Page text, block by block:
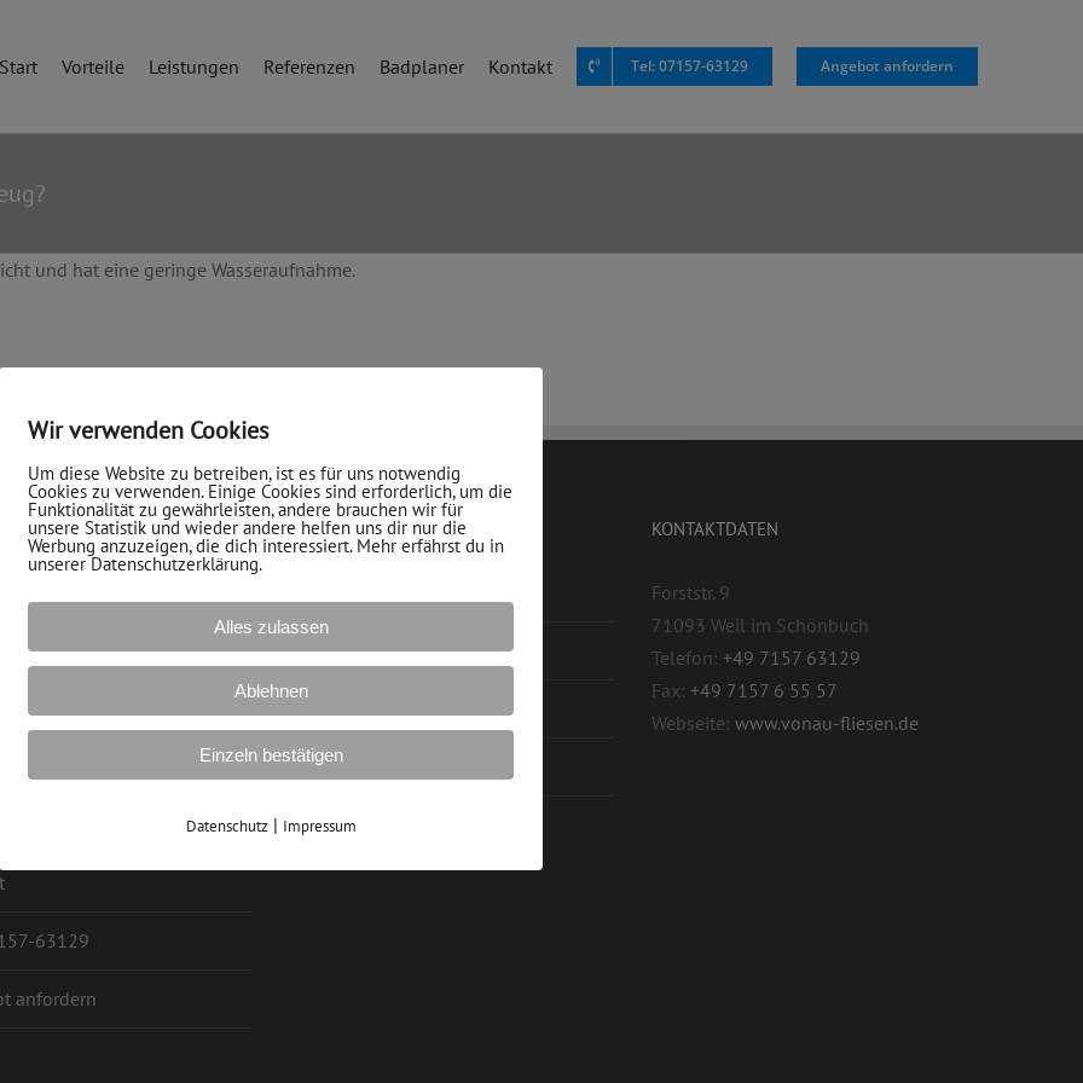
Start Vorteile Leistungen Referenzen Badplaner Kontakt Tel: 07157-63129 Angebot anfordern
und hat eine geringe Wasseraufnahme.
63129
anfordern
INFORMATIONEN
Kontakt
Impressum
KONTAKTDATEN
Forststr. 9
71093 Weil im Schönbuch
Telefon: +49 7157 63129
Fax: +49 7157 6 55 57
Webseite: www.vonau-fliesen.de
Wir verwenden Cookies
Um diese Website zu betreiben, ist es für uns notwendig
Cookies zu verwenden. Einige Cookies sind erforderlich, um die
Funktionalität zu gewährleisten, andere brauchen wir für
unsere Statistik und wieder andere helfen uns dir nur die
Werbung anzuzeigen, die dich interessiert. Mehr erfährst du in
unserer Datenschutzerklärung.
Alles zulassen
Ablehnen
Einzeln bestätigen
Datenschutz| Impressum